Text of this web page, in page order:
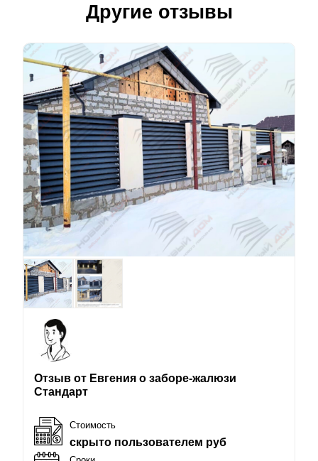
Другие отзывы
Отзыв от Евгения о заборе-жалюзи
Стандарт
Стоимость
скрыто пользователем руб